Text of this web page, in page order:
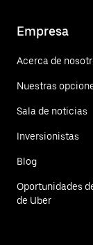
Empresa
Acerca de
Nuestras
Sala de noticias
Inversionistas
Blog
Oportunidades
de Uber